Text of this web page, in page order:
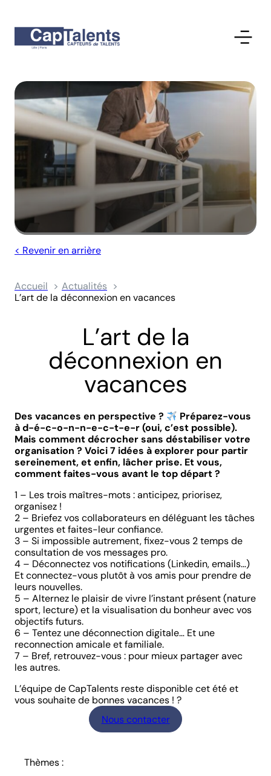
< Revenir en arrière
Accueil
Actualités
L’art de la déconnexion en vacances
L’art de la
déconnexion en
vacances
Des vacances en perspective ?
Préparez-vous
à d-é-c-o-n-n-e-c-t-e-r (oui, c’est possible).
Mais comment décrocher sans déstabiliser votre
organisation ? Voici 7 idées à explorer pour partir
sereinement, et enfin, lâcher prise. Et vous,
comment faites-vous avant le top départ ?
1 – Les trois maîtres-mots : anticipez, priorisez,
organisez !
2 – Briefez vos collaborateurs en déléguant les tâches
urgentes et faites-leur confiance.
3 – Si impossible autrement, fixez-vous 2 temps de
consultation de vos messages pro.
4 – Déconnectez vos notifications (Linkedin, emails…)
Et connectez-vous plutôt à vos amis pour prendre de
leurs nouvelles.
5 – Alternez le plaisir de vivre l’instant présent (nature
sport, lecture) et la visualisation du bonheur avec vos
objectifs futurs.
6 – Tentez une déconnection digitale… Et une
reconnection amicale et familiale.
7 – Bref, retrouvez-vous : pour mieux partager avec
les autres.
L’équipe de CapTalents reste disponible cet été et
vous souhaite de bonnes vacances ! ?
Nous contacter
Thèmes :